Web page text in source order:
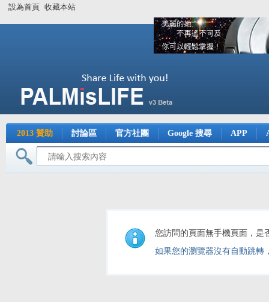
設為首頁 收藏本站
2013 贊助 討論區 官方社團 Google 搜尋 APP
您訪問的頁面無手機頁面，是
如果您的瀏覽器沒有自動跳轉